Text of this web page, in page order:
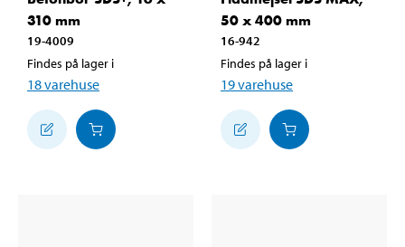
310 mm
19-4009
Findes på lager i
18varehuse
50 x 400 mm
16-942
Findes på lager i
19varehuse